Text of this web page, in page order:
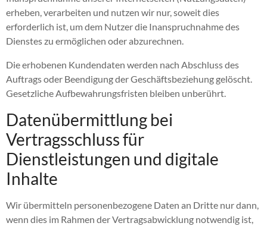
erheben, verarbeiten und nutzen wir nur, soweit dies
erforderlich ist, um dem Nutzer die Inanspruchnahme des
Dienstes zu ermöglichen oder abzurechnen.
Die erhobenen Kundendaten werden nach Abschluss des
Auftrags oder Beendigung der Geschäftsbeziehung gelöscht.
Gesetzliche Aufbewahrungsfristen bleiben unberührt.
Datenübermittlung bei
Vertragsschluss für
Dienstleistungen und digitale
Inhalte
Wir übermitteln personenbezogene Daten an Dritte nur dann,
wenn dies im Rahmen der Vertragsabwicklung notwendig ist,